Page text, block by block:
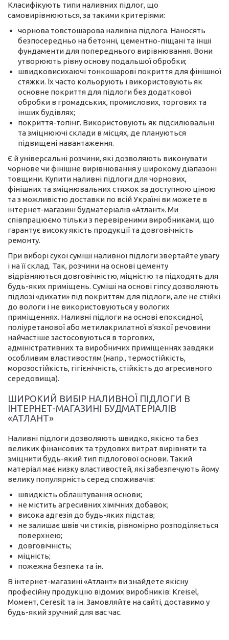
Класифікують типи наливних підлог, що
самовирівнюються, за такими критеріями:
чорнова товстошарова наливна підлога. Наносять
безпосередньо на бетонні, цементно-піщані та інші
фундаменти для попереднього вирівнювання. Вони
утворюють рівну основу подальшої обробки;
швидковисихаючі тонкошарові покриття для фінішної
стяжки. Їх часто кольорують і використовують як
основне покриття для підлоги без додаткової
обробки в громадських, промислових, торгових та
інших будівлях;
покриття-топінг. Використовують як підсилювальні
та зміцнюючі склади в місцях, де плануються
підвищені навантаження.
Є й універсальні розчини, які дозволяють виконувати
чорнове чи фінішне вирівнювання у широкому діапазоні
товщини. Купити наливні підлоги для чорнових,
фінішних та зміцнювальних стяжок за доступною ціною
та з можливістю доставки по всій Україні ви можете в
інтернет-магазині будматеріалів «Атлант». Ми
співпрацюємо тільки з перевіреними виробниками, що
гарантує високу якість продукції та довговічність
ремонту.
При виборі сухої суміші наливної підлоги звертайте увагу
і на її склад. Так, розчини на основі цементу
відрізняються довговічністю, міцністю та підходять для
будь-яких приміщень. Суміші на основі гіпсу дозволяють
підлозі «дихати» під покриттям для підлоги, але не стійкі
до вологи і не використовуються у вологих
приміщеннях. Наливні підлоги на основі епоксидної,
поліуретанової або метилакрилатної в'язкої речовини
найчастіше застосовуються в торгових,
адміністративних та виробничих приміщеннях завдяки
особливим властивостям (напр., термостійкість,
морозостійкість, гігієнічність, стійкість до агресивного
середовища).
ШИРОКИЙ ВИБІР НАЛИВНОЇ ПІДЛОГИ В
ІНТЕРНЕТ-МАГАЗИНІ БУДМАТЕРІАЛІВ
«АТЛАНТ»
Наливні підлоги дозволяють швидко, якісно та без
великих фінансових та трудових витрат вирівняти та
зміцнити будь-який тип підлогової основи. Такий
матеріал має низку властивостей, які забезпечують йому
велику популярність серед споживачів:
швидкість облаштування основи;
не містить агресивних хімічних добавок;
висока адгезія до будь-яких підстав;
не залишає швів чи стиків, рівномірно розподіляється
поверхнею;
довговічність;
міцність;
пожежна безпека та ін.
В інтернет-магазині «Атлант» ви знайдете якісну
професійну продукцію відомих виробників: Kreisel,
Момент, Ceresit та ін. Замовляйте на сайті, доставимо у
будь-який зручний для вас час.